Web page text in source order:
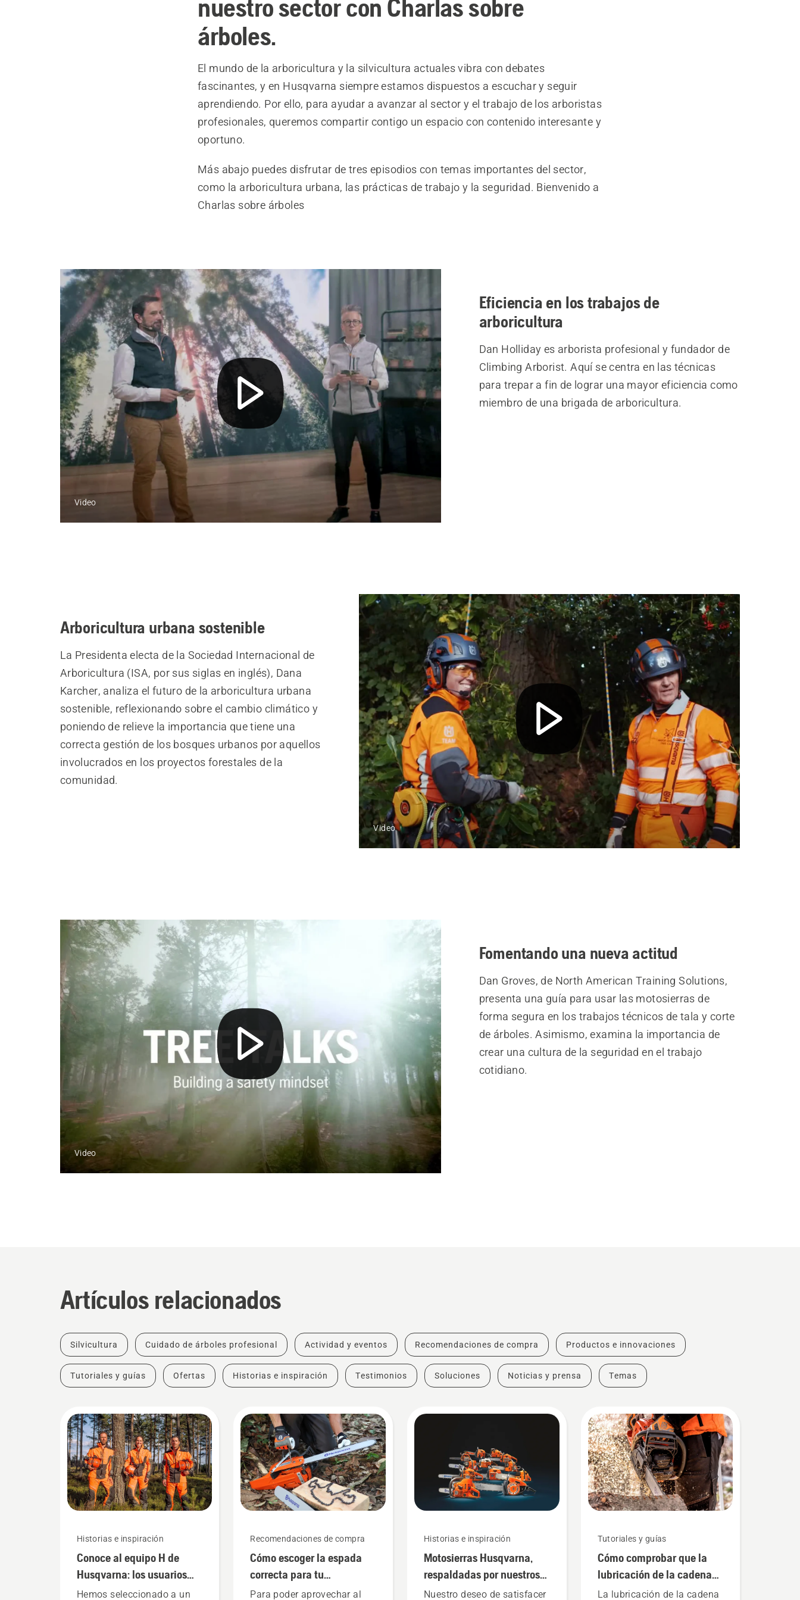
nuestro sector con Charlas sobre
árboles.
El mundo de la arboricultura y la silvicultura actuales vibra con debates
fascinantes, y en Husqvarna siempre estamos dispuestos a escuchar y seguir
aprendiendo. Por ello, para ayudar a avanzar al sector y el trabajo de los arboristas
profesionales, queremos compartir contigo un espacio con contenido interesante y
oportuno.
Más abajo puedes disfrutar de tres episodios con temas importantes del sector,
como la arboricultura urbana, las prácticas de trabajo y la seguridad. Bienvenido a
Charlas sobre árboles
Video
Eficiencia en los trabajos de
arboricultura
Dan Holliday es arborista profesional y fundador de
Climbing Arborist. Aquí se centra en las técnicas
para trepar a fin de lograr una mayor eficiencia como
miembro de una brigada de arboricultura.
Video
Arboricultura urbana sostenible
La Presidenta electa de la Sociedad Internacional de
Arboricultura (ISA, por sus siglas en inglés), Dana
Karcher, analiza el futuro de la arboricultura urbana
sostenible, reflexionando sobre el cambio climático y
poniendo de relieve la importancia que tiene una
correcta gestión de los bosques urbanos por aquellos
involucrados en los proyectos forestales de la
comunidad.
Video
Fomentando una nueva actitud
Dan Groves, de North American Training Solutions,
presenta una guía para usar las motosierras de
forma segura en los trabajos técnicos de tala y corte
de árboles. Asimismo, examina la importancia de
crear una cultura de la seguridad en el trabajo
cotidiano.
Artículos relacionados
Silvicultura Cuidado de árboles profesional Actividad y eventos Recomendaciones de compra Productos e innovaciones
Tutoriales y guías Ofertas Historias e inspiración Testimonios Soluciones Noticias y prensa Temas
Historias e inspiración
Conoce al equipo H de
Husqvarna: los usuarios
más exigentes
Hemos seleccionado a un
Recomendaciones de compra
Cómo escoger la espada
correcta para tu
motosierra: Algunos
Para poder aprovechar al
Historias e inspiración
Motosierras Husqvarna,
respaldadas por nuestros
usuarios desde 1959
Nuestro deseo de satisfacer
Tutoriales y guías
Cómo comprobar que la
lubricación de la cadena
funciona en tu motosierra
La lubricación de la cadena